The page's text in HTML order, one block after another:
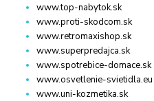
www.top-nabytok.sk
www.proti-skodcom.sk
www.retromaxishop.sk
www.superpredajca.sk
www.spotrebice-domace.sk
www.osvetlenie-svietidla.eu
www.uni-kozmetika.sk